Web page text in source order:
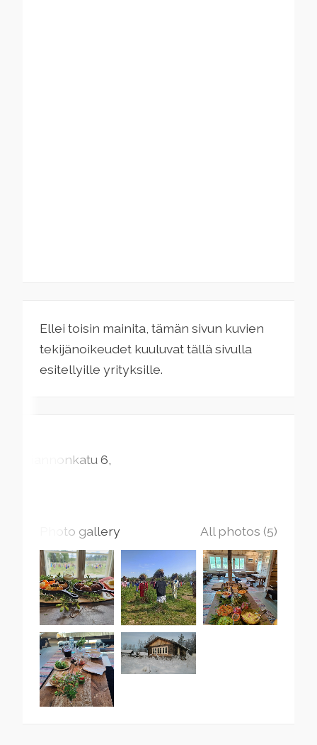
Ellei toisin mainita, tämän sivun kuvien
tekijänoikeudet kuuluvat tällä sivulla
esitellyille yrityksille.
Kiannonkatu6
Photo gallery All photos (5)